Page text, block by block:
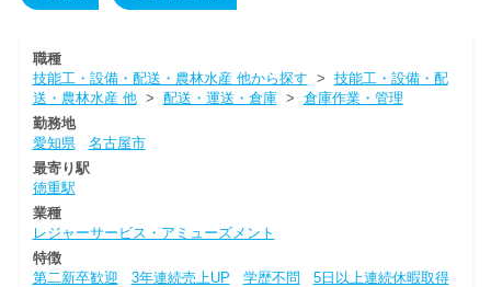
職種
技能工・設備・配送・農林水産 他から探す > 技能工・設備・配
送・農林水産 他> 配送・運送・倉庫> 倉庫作業・管理
勤務地
愛知県
名古屋市
最寄り駅
徳重駅
業種
レジャーサービス・アミューズメント
特徴
第二新卒歓迎
3年連続売上UP 学歴不問
5日以上連続休暇取得